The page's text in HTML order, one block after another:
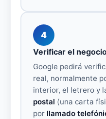
4
Verificar el
Google pedirá
real, normalmente
interior, el letrero y
postal (una carta
por llamado